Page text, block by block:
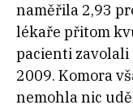
naměřila 2,93
lékaře přitom
pacienti
2009. Komora
nemohla nic